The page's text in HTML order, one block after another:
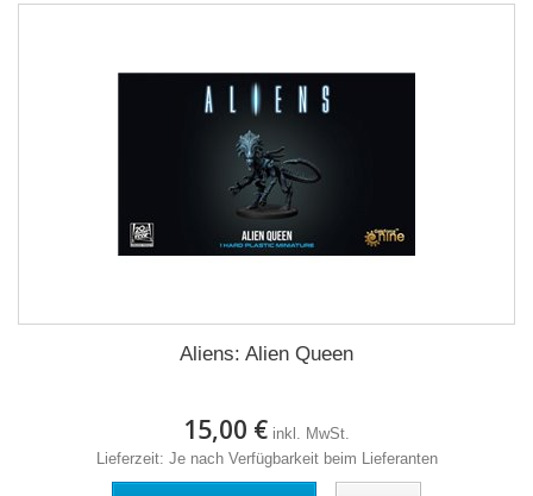
Aliens: Alien Queen
15,00 € inkl. MwSt.
Lieferzeit: Je nach Verfügbarkeit beim Lieferanten